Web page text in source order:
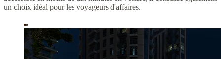
un choix idéal pour les voyageurs d'affaires.